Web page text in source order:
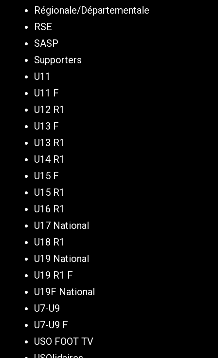
Régionale/Départementale
RSE
SASP
Supporters
U11
U11 F
U12 R1
U13 F
U13 R1
U14 R1
U15 F
U15 R1
U16 R1
U17 National
U18 R1
U19 National
U19 R1 F
U19F National
U7-U9
U7-U9 F
USO FOOT TV